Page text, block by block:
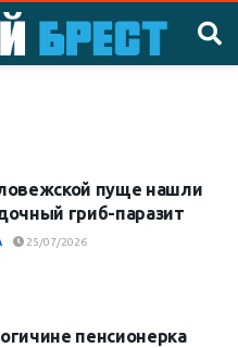
пуще нашли
гриб-паразит
25/07/2026
пенсионерка